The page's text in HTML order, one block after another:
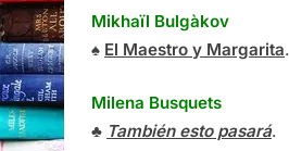
Mikhaïl Bulgàkov
♠ El Maestro y Margarita.
Milena Busquets
♣ También esto pasará.